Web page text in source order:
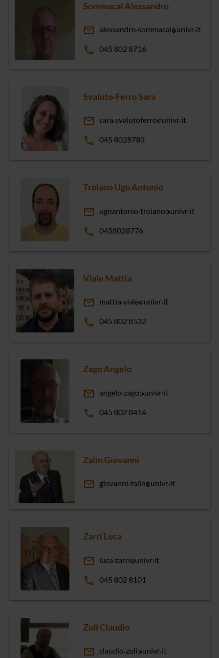
Sommacal Alessandro
email alessandro sommacal univr it
phone 045 802 8716
Svaluto-Ferro Sara
email sara svalutoferro univr it
phone 045 8028783
Troiano Ugo Antonio
email ugoantonio troiano univr it
phone 0458028776
Viale Mattia
email mattia viale univr it
phone 045 802 8532
Zago Angelo
email angelo zago univr it
phone 045 802 8414
Zalin Giovanni
email giovanni zalin univr it
Zarri Luca
email luca zarri univr it
phone 045 802 8101
Zoli Claudio
email claudio zoli univr it